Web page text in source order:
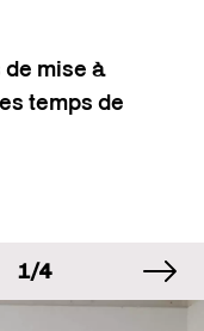
mise à
temps de
IMAGE
1/4